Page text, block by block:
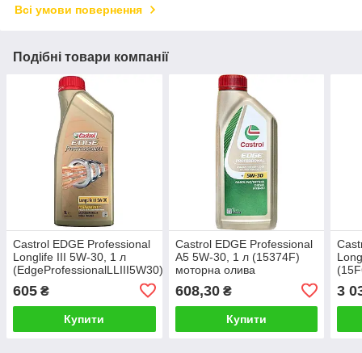
Всі умови повернення
Подібні товари компанії
Castrol EDGE Professional
Longlife III 5W-30, 1 л
(EdgeProfessionalLLIII5W30)
605 ₴
Купити
Castrol EDGE Professional
A5 5W-30, 1 л (15374F)
моторна олива
608,30₴
Купити
3